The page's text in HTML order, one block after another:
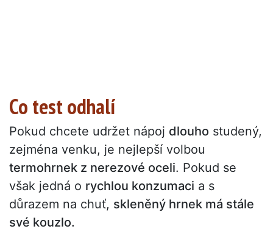
Co test odhalí
Pokud chcete udržet nápoj dlouho studený,
zejména venku, je nejlepší volbou
termohrnek z nerezové oceli. Pokud se
však jedná o rychlou konzumaci a s
důrazem na chuť, skleněný hrnek má stále
své kouzlo.